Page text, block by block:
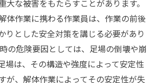
大な被害をもたらすことがあります。
体作業に携わる作業員は、作業の前後
りとした安全対策を講じる必要があり
の危険要因としては、足場の倒壊や崩
場は、その構造や強度によって安定性
が、解体作業によってその安定性が失